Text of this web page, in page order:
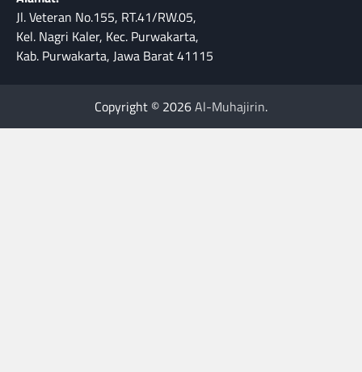
Jl. Veteran No.155, RT.41/RW.05,
Kel. Nagri Kaler, Kec. Purwakarta,
Kab. Purwakarta, Jawa Barat 41115
Copyright © 2026Al-Muhajirin.